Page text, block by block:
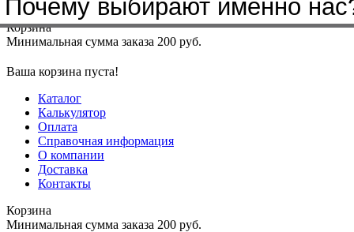
Меню+7(4912)50-37-50sbit@krep62.ru
Корзина
Минимальная сумма заказа 200 руб.
Ваша корзина пуста!
Каталог
Калькулятор
Оплата
Справочная информация
О компании
Доставка
Контакты
Корзина
Минимальная сумма заказа 200 руб.
с которыми мы
Почему выбирают именно